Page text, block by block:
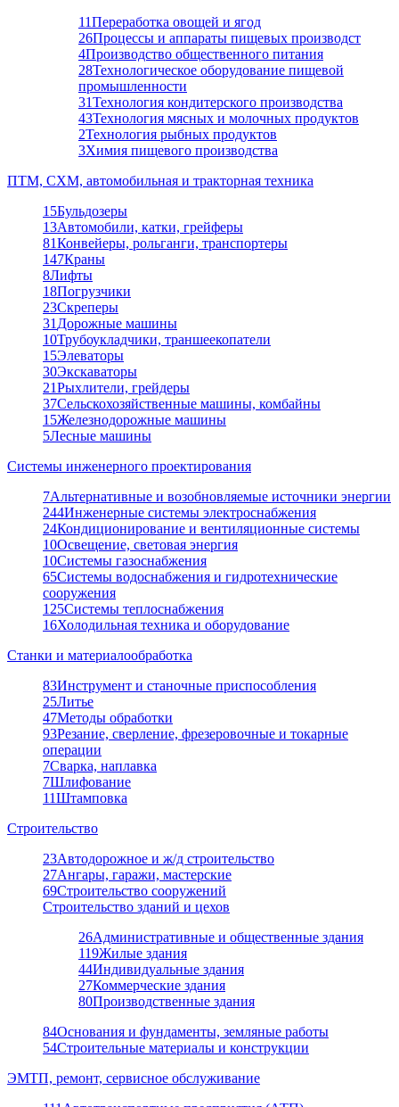
11Переработка овощей и ягод
26Процессы и аппараты пищевых производст
4Производство общественного питания
28Технологическое оборудование пищевой
промышленности
31Технология кондитерского производства
43Технология мясных и молочных продуктов
2Технология рыбных продуктов
3Химия пищевого производства
ПТМ, СХМ, автомобильная и тракторная техника
15Бульдозеры
13Автомобили, катки, грейферы
81Конвейеры, рольганги, транспортеры
147Краны
8Лифты
18Погрузчики
23Скреперы
31 Дорожные машины
10Трубоукладчики, траншеекопатели
15Элеваторы
30Экскаваторы
21Рыхлители, грейдеры
37Сельскохозяйственные машины, комбайны
15Железнодорожные машины
5Лесные машины
Системы инженерного проектирования
7Альтернативные и возобновляемые источники энергии
244Инженерные системы электроснабжения
24Кондиционирование и вентиляционные системы
10Освещение, световая энергия
10Системы газоснабжения
65Системы водоснабжения и гидротехнические
сооружения
125Системы теплоснабжения
16Холодильная техника и оборудование
Станки и материалообработка
83Инструмент и станочные приспособления
25Литье
47Методы обработки
93Резание, сверление, фрезеровочные и токарные
операции
7Сварка, наплавка
7Шлифование
11Штамповка
Строительство
23Автодорожное и ж/д строительство
27Ангары, гаражи, мастерские
69Строительство сооружений
Строительство зданий и цехов
26Административные и общественные здания
119Жилые здания
44Индивидуальные здания
27Коммерческие здания
80Производственные здания
84Основания и фундаменты, земляные работы
54Строительные материалы и конструкции
ЭМТП, ремонт, сервисное обслуживание